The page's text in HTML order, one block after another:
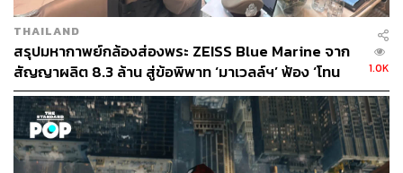
สนใจก็คงไม่มีโอกาสเข้าไปเดิน ซึ่งทำให้เราเห็นว่าวงการนี้
ใหญ่โตเพียงใด
ในแง่หนึ่งประสบการณ์ชมเดอะ สโตน พระแท้ คนเก๊ของผู้
เขียนจึงเปรียบเสมือนการเปิดประสบการณ์ใหม่ที่พาเรา
เข้าไปทำความรู้จักวงการพระเครื่องอย่างจริงจังเป็นครั้งแรก
ก็คงไม่ผิด
THAILAND
สรุปมหากาพย์กล้องส่องพระ ZEISS Blue Marine จาก
สัญญาผลิต 8.3 ล้าน สู่ข้อพิพาท ‘มาเวลล์ฯ’ ฟ้อง ‘โทน
บางแค’ ผิดนัดจ่ายหนี้-แอบระบุแบรนด์
1.0K